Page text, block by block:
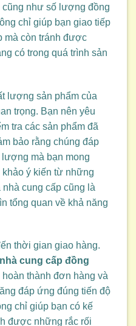
cũng như số lượng đồng
chỉ giúp bạn giao tiếp
mà còn tránh được
có trong quá trình sản
lượng sản phẩm của
trọng. Bạn nên yêu
tra các sản phẩm đã
bảo rằng chúng đáp
mà bạn mong
khảo ý kiến từ những
cung cấp cũng là
tổng quan về khả năng
thời gian giao hàng.
nhà cung cấp đồng
thành đơn hàng và
đáp ứng đúng tiến độ
chỉ giúp bạn có kế
được những rắc rối